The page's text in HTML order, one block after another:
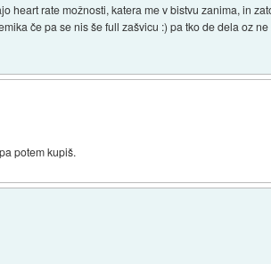
heart rate možnosti, katera me v bistvu zanima, in
če pa se nis še full zašvicu :) pa tko de dela oz
potem kupiš.